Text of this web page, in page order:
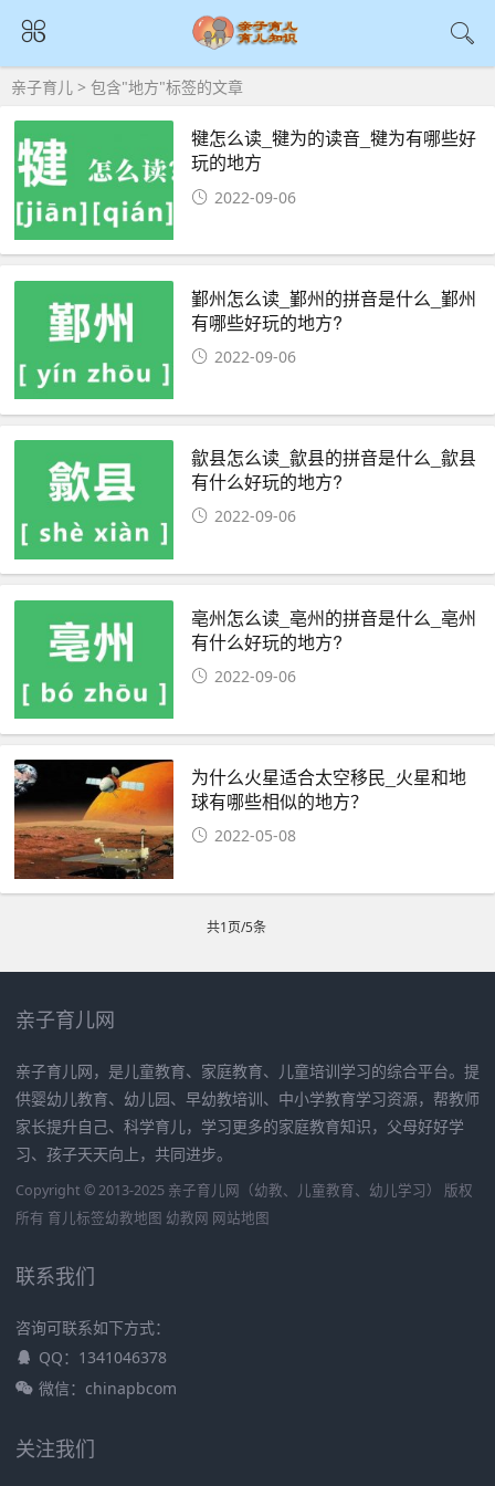
亲子育儿 > 包含"地方"标签的文章
犍怎么读_犍为的读音_犍为有哪些好
玩的地方
2022-09-06
鄞州怎么读_鄞州的拼音是什么_鄞州
有哪些好玩的地方?
2022-09-06
歙县怎么读_歙县的拼音是什么_歙县
有什么好玩的地方?
2022-09-06
亳州怎么读_亳州的拼音是什么_亳州
有什么好玩的地方?
2022-09-06
为什么火星适合太空移民_火星和地
球有哪些相似的地方？
2022-05-08
共1页/5条
亲子育儿网
亲子育儿网，是儿童教育、家庭教育、儿童培训学习的综合平台。提
供婴幼儿教育、幼儿园、早幼教培训、中小学教育学习资源，帮教师
家长提升自己、科学育儿，学习更多的家庭教育知识，父母好好学
习、孩子天天向上，共同进步。
Copyright © 2013-2025 亲子育儿网（幼教、儿童教育、幼儿学习） 版权
所有 育儿标签幼教地图 幼教网 网站地图
联系我们
咨询可联系如下方式：
QQ：1341046378
微信：chinapbcom
关注我们